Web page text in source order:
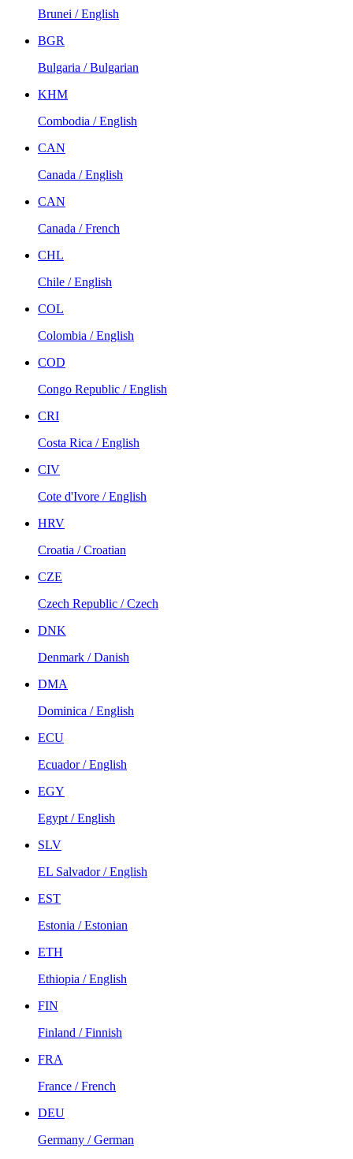
Brunei / English
BGR
Bulgaria / Bulgarian
KHM
Combodia / English
CAN
Canada / English
CAN
Canada / French
CHL
Chile / English
COL
Colombia / English
COD
Congo Republic / English
CRI
Costa Rica / English
CIV
Cote d'Ivore / English
HRV
Croatia / Croatian
CZE
Czech Republic / Czech
DNK
Denmark / Danish
DMA
Dominica / English
ECU
Ecuador / English
EGY
Egypt / English
SLV
EL Salvador / English
EST
Estonia / Estonian
ETH
Ethiopia / English
FIN
Finland / Finnish
FRA
France / French
DEU
Germany / German